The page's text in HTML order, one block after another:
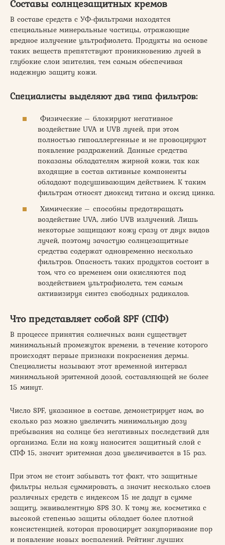
Составы солнцезащитных кремов
В составе средств с УФ-фильтрами находятся
специальные минеральные частицы, отражающие
вредное излучение ультрафиолета. Продукты на основе
таких веществ препятствуют проникновению лучей в
глубокие слои эпителия, тем самым обеспечивая
надежную защиту кожи.
Специалисты выделяют два типа фильтров:
Физические – блокируют негативное
воздействие UVA и UVB лучей, при этом
полностью гипоаллергенные и не провоцируют
появление раздражений. Данные средства
показаны обладателям жирной кожи, так как
входящие в состав активные компоненты
обладают подсушивающим действием. К таким
фильтрам относят диоксид титана и оксид цинка.
Химические – способны предотвращать
воздействие UVA, либо UVB излучений. Лишь
некоторые защищают кожу сразу от двух видов
лучей, поэтому зачастую солнцезащитные
средства содержат одновременно несколько
фильтров. Опасность таких продуктов состоит в
том, что со временем они окисляются под
воздействием ультрафиолета, тем самым
активизируя синтез свободных радикалов.
Что представляет собой SPF (СПФ)
В процессе принятия солнечных ванн существует
минимальный промежуток времени, в течение которого
происходят первые признаки покраснения дермы.
Специалисты называют этот временной интервал
минимальной эритемной дозой, составляющей не более
15 минут.
Число SPF, указанное в составе, демонстрирует нам, во
сколько раз можно увеличить минимальную дозу
пребывания на солнце без негативных последствий для
организма. Если на кожу наносится защитный слой с
СПФ 15, значит эритемная доза увеличивается в 15 раз.
При этом не стоит забывать тот факт, что защитные
фильтры нельзя суммировать, а значит несколько слоев
различных средств с индексом 15 не дадут в сумме
защиту, эквивалентную SPS 30. К тому же, косметика с
высокой степенью защиты обладает более плотной
консистенцией, которая провоцирует закупоривание пор
и появление новых воспалений. Рейтинг лучших